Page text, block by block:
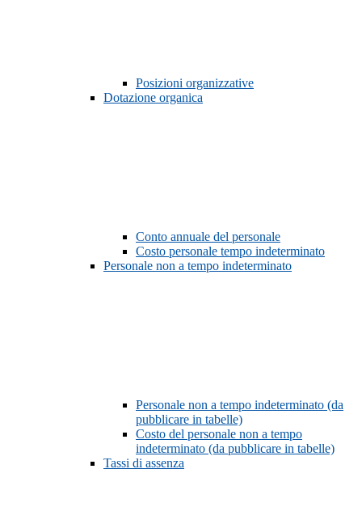
Posizioni organizzative
Dotazione organica
Conto annuale del personale
Costo personale tempo indeterminato
Personale non a tempo indeterminato
Personale non a tempo indeterminato (da
pubblicare in tabelle)
Costo del personale non a tempo
indeterminato (da pubblicare in tabelle)
Tassi di assenza